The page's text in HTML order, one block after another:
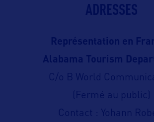
ADRESSES
Représentation en
Alabama Tourism
C/o B World
(Fermé au public)
Contact : Yohann